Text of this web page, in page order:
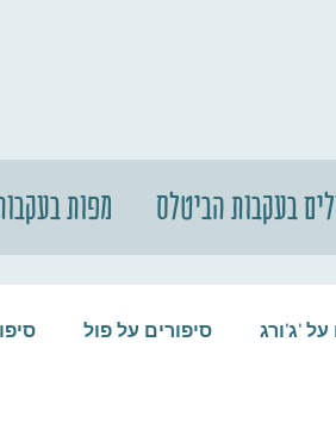
מפות בעקבות הביטלס
סיפורים על פול על 'ג'ורג